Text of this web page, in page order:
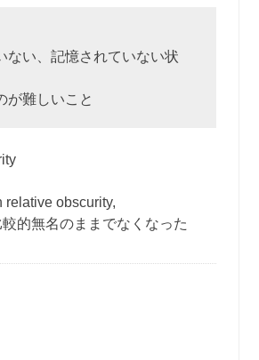
ない、記憶されていない状
が難しいこと
relative obscurity,
的無名のままでなくなった